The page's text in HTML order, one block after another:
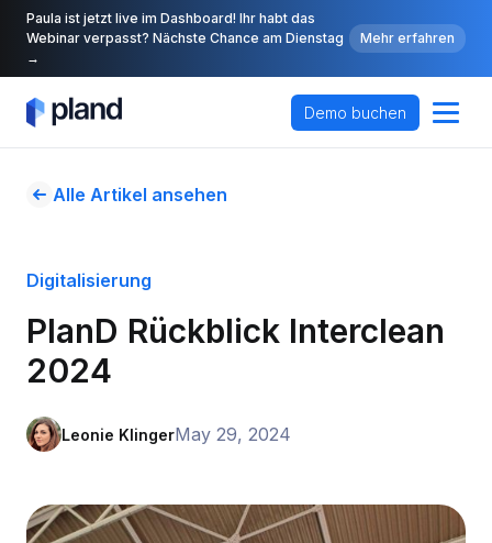
Paula ist jetzt live im Dashboard! Ihr habt das
Webinar verpasst? Nächste Chance am Dienstag
→
Mehr erfahren
Demo buchen
Alle Artikel ansehen
Digitalisierung
PlanD Rückblick Interclean
2024
Leonie KlingerMay 29, 2024